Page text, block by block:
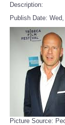
Description:
Publish Date:
Picture Source: